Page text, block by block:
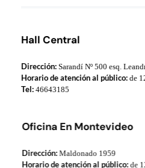
Hall Central
Dirección: Sarandí Nº 500 esq.
Horario de atención al público: de
Tel: 46643185
Oficina En Montevideo
Dirección:Maldonado 1959
Horario de atención al público:de